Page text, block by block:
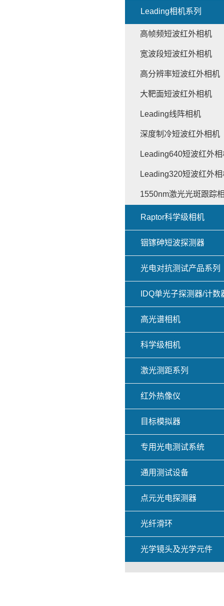
Leading相机系列
高帧频短波红外相机
宽波段短波红外相机
高分辨率短波红外相机
大靶面短波红外相机
Leading线阵相机
深度制冷短波红外相机
Leading640短波红外相
Leading320短波红外相
1550nm激光光斑跟踪
Raptor科学级相机
铟镓砷短波探测器
光电对抗测试产品系列
IDQ单光子探测器/计数
高光谱相机
科学级相机
激光测距系列
红外热像仪
目标模拟器
专用光电测试系统
通用测试设备
点元光电探测器
光纤滑环
光学镜头及光学元件